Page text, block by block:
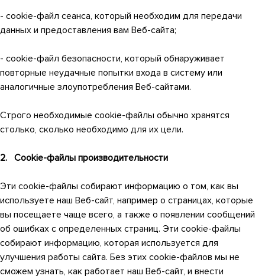
- cookie-файл сеанса, который необходим для передачи
данных и предоставления вам Веб-сайта;
- cookie-файл безопасности, который обнаруживает
повторные неудачные попытки входа в систему или
аналогичные злоупотребления Веб-сайтами.
Строго необходимые cookie-файлы обычно хранятся
столько, сколько необходимо для их цели.
2. Cookie-файлы производительности
Эти cookie-файлы собирают информацию о том, как вы
используете наш Веб-сайт, например о страницах, которые
вы посещаете чаще всего, а также о появлении сообщений
об ошибках с определенных страниц. Эти cookie-файлы
собирают информацию, которая используется для
улучшения работы сайта. Без этих cookie-файлов мы не
сможем узнать, как работает наш Веб-сайт, и внести